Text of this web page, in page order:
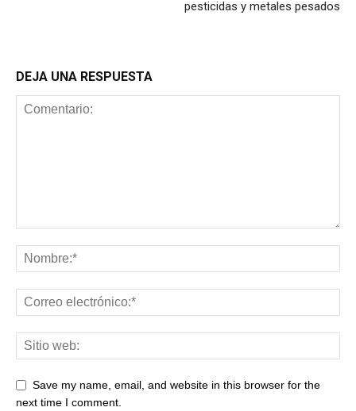
pesticidas y metales pesados
DEJA UNA RESPUESTA
Save my name, email, and website in this browser for the
next time I comment.